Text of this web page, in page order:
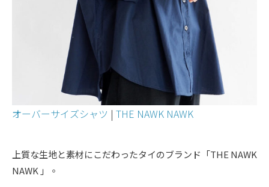
オーバーサイズシャツ | THE NAWK NAWK
上質な生地と素材にこだわったタイのブランド「THE NAWK
NAWK 」。